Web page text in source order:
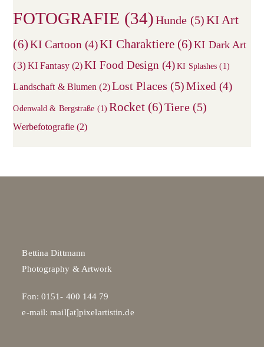
FOTOGRAFIE (34)Hunde (5)KI Art
(6)KI Cartoon (4)KI Charaktiere(6) KI Dark Art
(3)KI Fantasy(2)KI Food Design (4) KI Splashes (1)
Landschaft & Blumen (2)Lost Places (5) Mixed (4)
Odenwald & Bergstraße (1) Rocket(6)Tiere(5)
Werbefotografie(2)
Bettina Dittmann
Photography & Artwork
Fon: 0151- 400 144 79
e-mail: mail[at]pixelartistin.de